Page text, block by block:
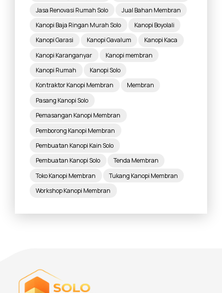
Jasa Renovasi Rumah Solo
Jual Bahan Membran
Kanopi Baja Ringan Murah Solo
Kanopi Boyolali
Kanopi Garasi
Kanopi Gavalum
Kanopi Kaca
Kanopi Karanganyar
Kanopi membran
Kanopi Rumah
Kanopi Solo
Kontraktor Kanopi Membran
Membran
Pasang Kanopi Solo
Pemasangan Kanopi Membran
Pemborong Kanopi Membran
Pembuatan Kanopi Kain Solo
Pembuatan Kanopi Solo
Tenda Membran
Toko Kanopi Membran
Tukang Kanopi Membran
Workshop Kanopi Membran